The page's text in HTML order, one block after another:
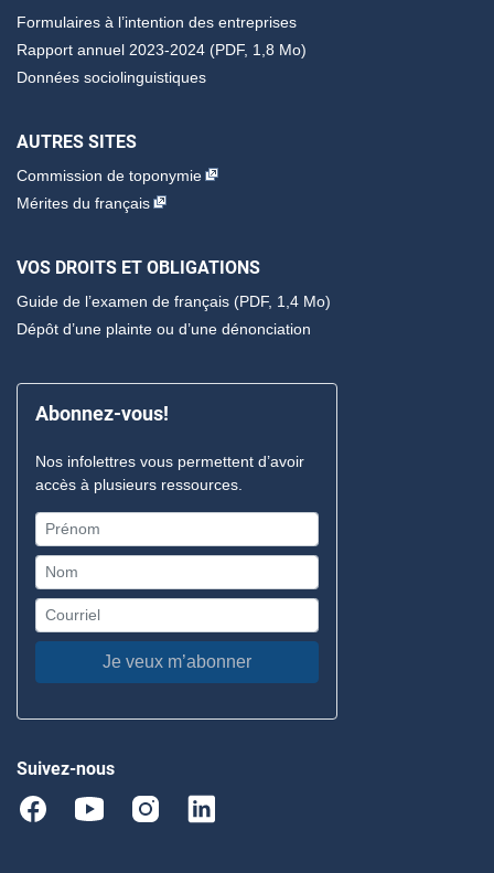
Formulaires à l’intention des entreprises
Rapport annuel 2023-2024 (PDF, 1,8 Mo)
Données sociolinguistiques
AUTRES SITES
Commission de toponymie
Mérites du français
VOS DROITS ET OBLIGATIONS
Guide de l’examen de français (PDF, 1,4 Mo)
Dépôt d’une plainte ou d’une dénonciation
Abonnez-vous!
Nos infolettres vous permettent d’avoir
accès à plusieurs ressources.
Je veux m’abonner
Suivez-nous